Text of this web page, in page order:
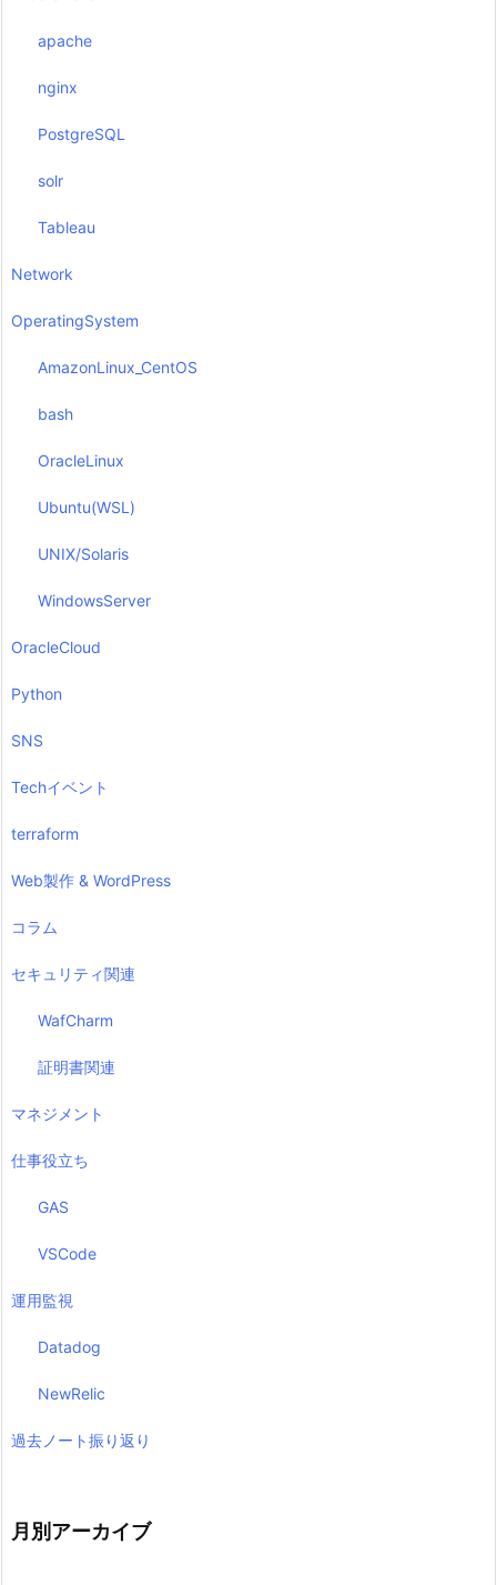
apache
nginx
PostgreSQL
solr
Tableau
Network
OperatingSystem
AmazonLinux_CentOS
bash
OracleLinux
Ubuntu(WSL)
UNIX/Solaris
WindowsServer
OracleCloud
Python
SNS
Techイベント
terraform
Web製作 & WordPress
コラム
セキュリティ関連
WafCharm
証明書関連
マネジメント
仕事役立ち
GAS
VSCode
運用監視
Datadog
NewRelic
過去ノート振り返り
月別アーカイブ